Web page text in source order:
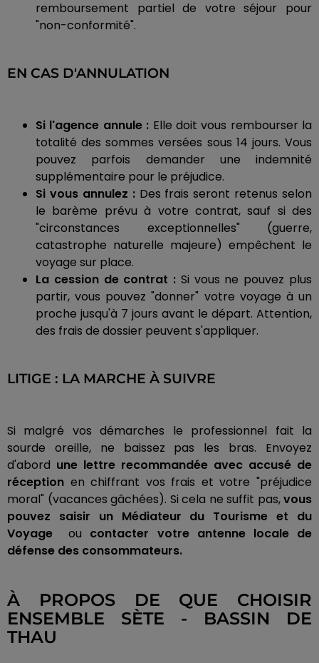
remboursement partiel de votre séjour pour
"non-conformité".
EN CAS D'ANNULATION
Si l'agence annule : Elle doit vous rembourser la
totalité des sommes versées sous 14 jours. Vous
pouvez parfois demander une indemnité
supplémentaire pour le préjudice.
Si vous annulez :Des frais seront retenus selon
le barème prévu à votre contrat, sauf si des
"circonstances exceptionnelles" (guerre,
catastrophe naturelle majeure) empêchent le
voyage sur place.
La cession de contrat : Si vous ne pouvez plus
partir, vous pouvez "donner" votre voyage à un
proche jusqu'à 7 jours avant le départ. Attention,
des frais de dossier peuvent s'appliquer.
LITIGE : LA MARCHE À SUIVRE
Si malgré vos démarches le professionnel fait la
sourde oreille, ne baissez pas les bras. Envoyez
d'abord une lettre recommandée avec accusé de
réception en chiffrant vos frais et votre "préjudice
moral" (vacances gâchées). Si cela ne suffit pas,vous
pouvez saisir un Médiateur du Tourisme et du
Voyage
ou contacter votre antenne locale de
défense des consommateurs.
À PROPOS DE QUE CHOISIR
ENSEMBLE SÈTE - BASSIN DE
THAU